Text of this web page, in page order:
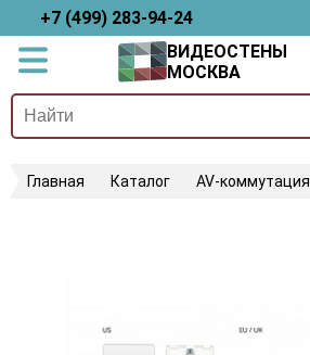
+7 (499) 283-94-24
ВИДЕОСТЕНЫ
МОСКВА
Главная Каталог AV-коммутация